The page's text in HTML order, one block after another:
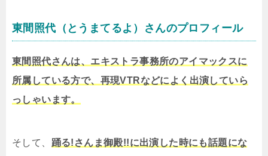
東間照代（とうまてるよ）さんのプロフィール
東間照代さんは、エキストラ事務所のアイマックスに
所属している方で、再現VTRなどによく出演していら
っしゃいます。
そして、 踊る!さんま御殿!!に出演した時にも話題にな